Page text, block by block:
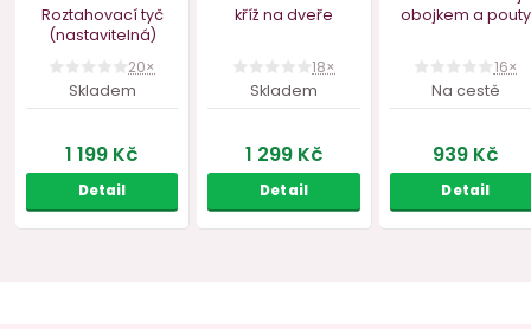
ZADO
skladem
kuličkou
skladem
kroužky a
ruce